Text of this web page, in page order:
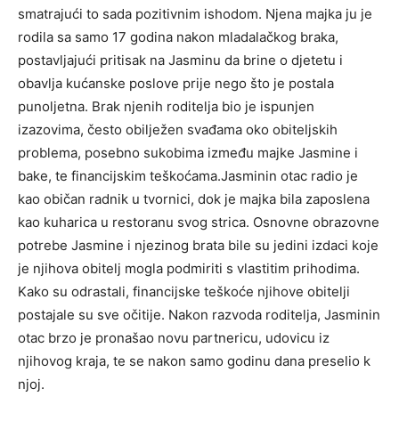
smatrajući to sada pozitivnim ishodom. Njena majka ju je
rodila sa samo 17 godina nakon mladalačkog braka,
postavljajući pritisak na Jasminu da brine o djetetu i
obavlja kućanske poslove prije nego što je postala
punoljetna. Brak njenih roditelja bio je ispunjen
izazovima, često obilježen svađama oko obiteljskih
problema, posebno sukobima između majke Jasmine i
bake, te financijskim teškoćama.Jasminin otac radio je
kao običan radnik u tvornici, dok je majka bila zaposlena
kao kuharica u restoranu svog strica. Osnovne obrazovne
potrebe Jasmine i njezinog brata bile su jedini izdaci koje
je njihova obitelj mogla podmiriti s vlastitim prihodima.
Kako su odrastali, financijske teškoće njihove obitelji
postajale su sve očitije. Nakon razvoda roditelja, Jasminin
otac brzo je pronašao novu partnericu, udovicu iz
njihovog kraja, te se nakon samo godinu dana preselio k
njoj.